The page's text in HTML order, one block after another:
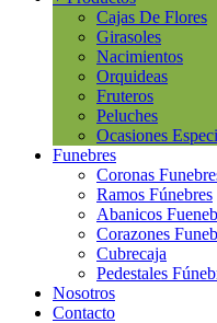
Cajas De Flores
Girasoles
Nacimientos
Orquideas
Fruteros
Peluches
Ocasiones
Funebres
Coronas
Ramos Fúnebres
Abanicos
Corazones
Cubrecaja
Pedestales
Nosotros
Contacto